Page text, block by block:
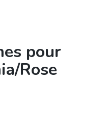
pour
Rose